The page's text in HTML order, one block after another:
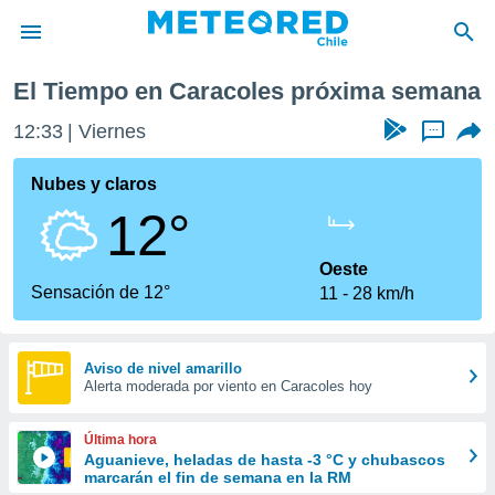
de
por
que se
calidad.
a este
las
y
digital
basada
El Tiempo en Caracoles próxima semana
12:33 Viernes ...
Nubes y claros
12°
Sensación de 12°
Oeste
11
28 km/h
Aviso de nivel amarillo
Alerta moderada por viento en Caracoles hoy
Última hora
Aguanieve, heladas de hasta -3 °C y chubascos
marcarán el fin de semana en la RM